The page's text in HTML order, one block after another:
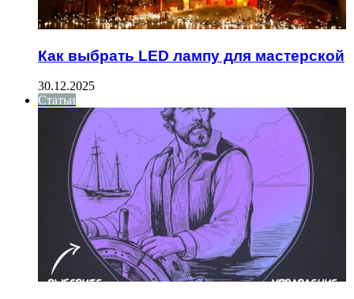
Как выбрать LED лампу для мастерской
30.12.2025
Статьи